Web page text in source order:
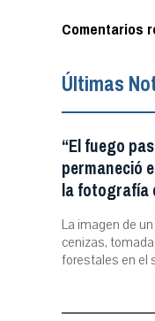
Comentarios
Últimas
“El fuego
permaneció
la fotografía
La imagen de
cenizas,
forestales en